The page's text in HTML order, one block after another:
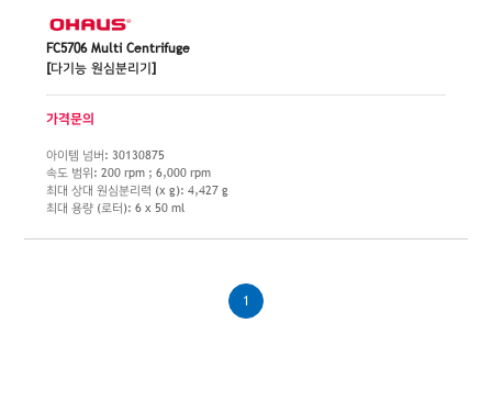
FC5706 Multi Centrifuge
[다기능 원심분리기]
가격문의
아이템 넘버: 30130875
속도 범위: 200 rpm ; 6,000 rpm
최대 상대 원심분리력 (x g): 4,427 g
최대 용량 (로터): 6 x 50 ml
1